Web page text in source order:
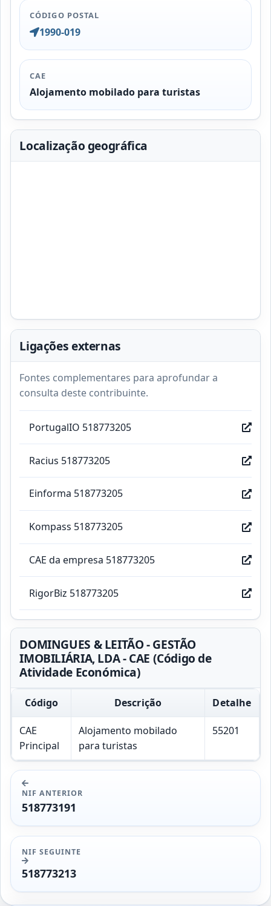
CÓDIGO POSTAL
1990-019
CAE
Alojamento mobilado para turistas
Localização geográfica
Ligações externas
Fontes complementares para aprofundar a
consulta deste contribuinte.
PortugalIO 518773205
Racius 518773205
Einforma 518773205
Kompass 518773205
CAE da empresa 518773205
RigorBiz 518773205
DOMINGUES & LEITÃO - GESTÃO
IMOBILIÁRIA, LDA - CAE (Código de
Atividade Económica)
Código Descrição Detalhe
CAE
Principal
Alojamento mobilado
para turistas
55201
NIF ANTERIOR
518773191
NIF SEGUINTE
518773213